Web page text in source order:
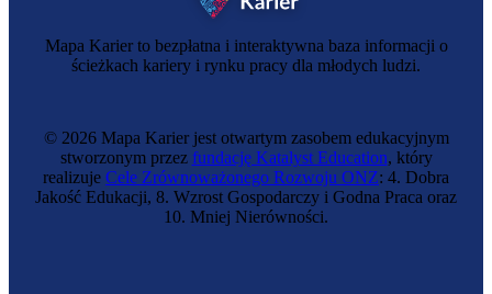
Mapa Karier to bezpłatna i interaktywna baza informacji o
ścieżkach kariery i rynku pracy dla młodych ludzi.
© 2026 Mapa Karier jest otwartym zasobem edukacyjnym
stworzonym przez fundację Katalyst Education, który
realizuje Cele Zrównoważonego Rozwoju ONZ: 4. Dobra
Jakość Edukacji, 8. Wzrost Gospodarczy i Godna Praca oraz
10. Mniej Nierówności.